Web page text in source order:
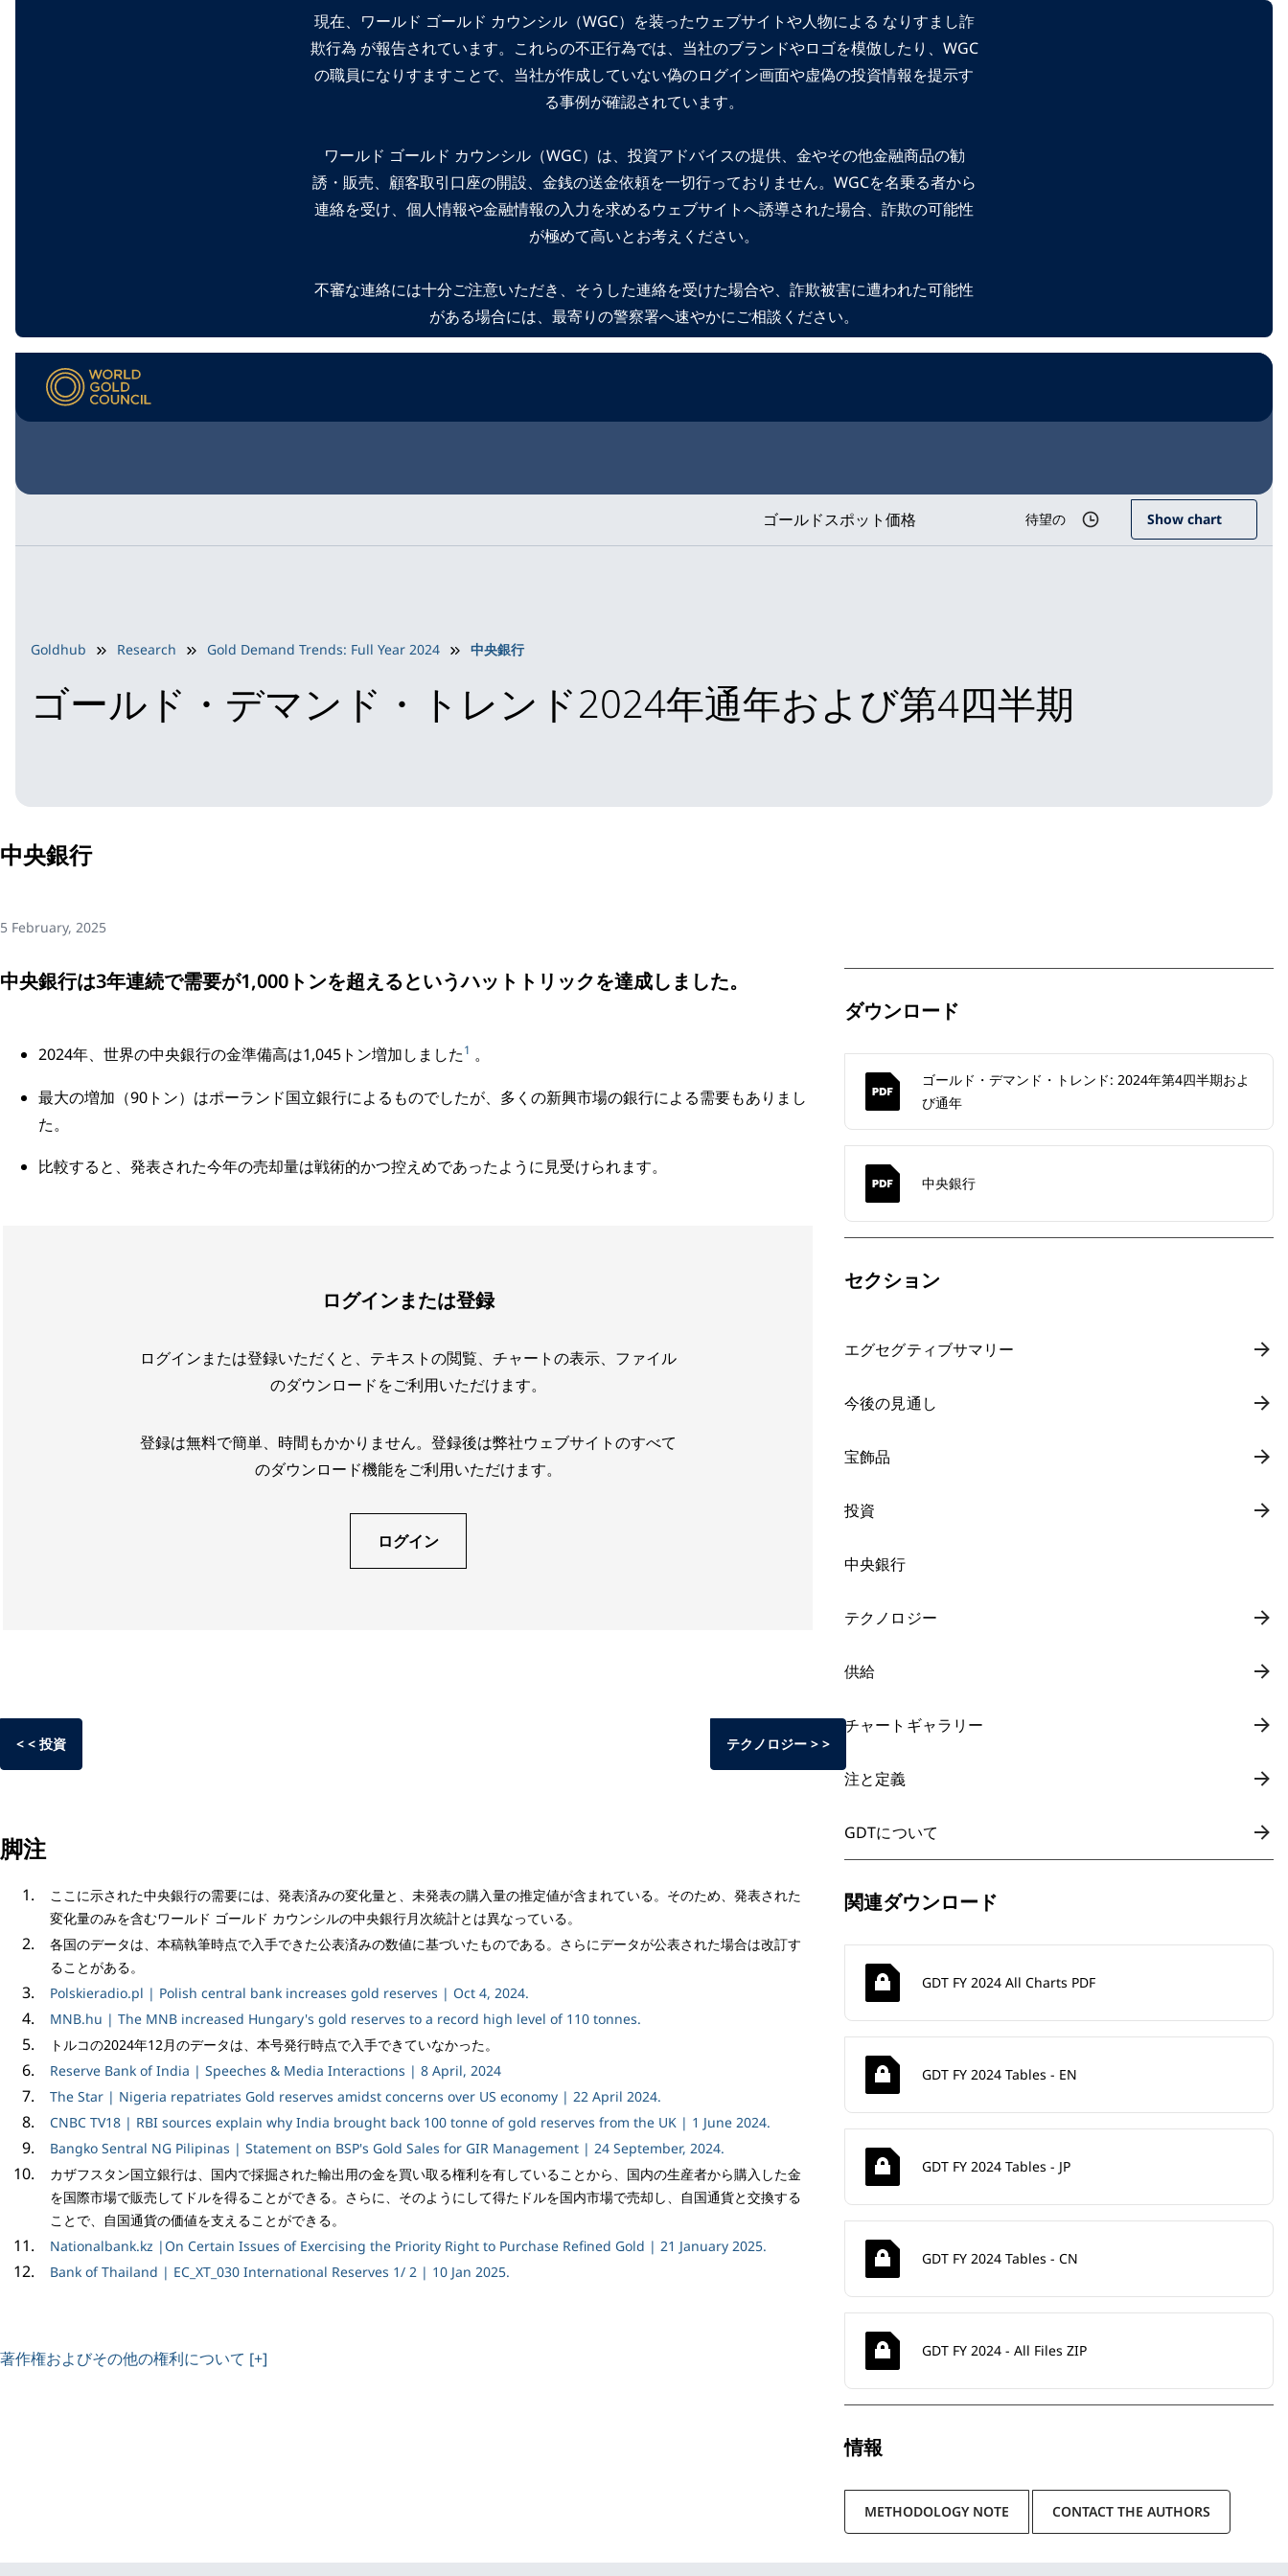
現在、ワールド ゴールド カウンシル（WGC）を装ったウェブサイトや人物による なりすまし詐
欺行為 が報告されています。これらの不正行為では、当社のブランドやロゴを模倣したり、WGC
の職員になりすますことで、当社が作成していない偽のログイン画面や虚偽の投資情報を提示す
る事例が確認されています。
ワールド ゴールド カウンシル（WGC）は、投資アドバイスの提供、金やその他金融商品の勧
誘・販売、顧客取引口座の開設、金銭の送金依頼を一切行っておりません。WGCを名乗る者から
連絡を受け、個人情報や金融情報の入力を求めるウェブサイトへ誘導された場合、詐欺の可能性
が極めて高いとお考えください。
不審な連絡には十分ご注意いただき、そうした連絡を受けた場合や、詐欺被害に遭われた可能性
がある場合には、最寄りの警察署へ速やかにご相談ください。
ゴールドスポット価格 待望の Show chart
Goldhub Research Gold Demand Trends: Full Year 2024 中央銀行
ゴールド・デマンド・トレンド2024年通年および第4四半期
中央銀行
5 February, 2025
ダウンロード
ゴールド・デマンド・トレンド: 2024年第4四半期およ
び通年
中央銀行
セクション
エグセグティブサマリー
今後の見通し
宝飾品
投資
中央銀行
テクノロジー
供給
チャートギャラリー
注と定義
GDTについて
関連ダウンロード
GDT FY 2024 All Charts PDF
GDT FY 2024 Tables - EN
GDT FY 2024 Tables - JP
GDT FY 2024 Tables - CN
GDT FY 2024 - All Files ZIP
情報
METHODOLOGY NOTE CONTACT THE AUTHORS
中央銀行は3年連続で需要が1,000トンを超えるというハットトリックを達成しました。
2024年、世界の中央銀行の金準備高は1,045トン増加しました1 。
最大の増加（90トン）はポーランド国立銀行によるものでしたが、多くの新興市場の銀行による需要もありまし
た。
比較すると、発表された今年の売却量は戦術的かつ控えめであったように見受けられます。
ログインまたは登録
ログインまたは登録いただくと、テキストの閲覧、チャートの表示、ファイル
のダウンロードをご利用いただけます。
登録は無料で簡単、時間もかかりません。登録後は弊社ウェブサイトのすべて
のダウンロード機能をご利用いただけます。
ログイン
< < 投資 テクノロジー > >
脚注
ここに示された中央銀行の需要には、発表済みの変化量と、未発表の購入量の推定値が含まれている。そのため、発表された
変化量のみを含むワールド ゴールド カウンシルの中央銀行月次統計とは異なっている。
各国のデータは、本稿執筆時点で入手できた公表済みの数値に基づいたものである。さらにデータが公表された場合は改訂す
ることがある。
Polskieradio.pl | Polish central bank increases gold reserves | Oct 4, 2024.
MNB.hu | The MNB increased Hungary's gold reserves to a record high level of 110 tonnes.
トルコの2024年12月のデータは、本号発行時点で入手できていなかった。
Reserve Bank of India | Speeches & Media Interactions | 8 April, 2024
The Star | Nigeria repatriates Gold reserves amidst concerns over US economy | 22 April 2024.
CNBC TV18 | RBI sources explain why India brought back 100 tonne of gold reserves from the UK | 1 June 2024.
Bangko Sentral NG Pilipinas | Statement on BSP's Gold Sales for GIR Management | 24 September, 2024.
カザフスタン国立銀行は、国内で採掘された輸出用の金を買い取る権利を有していることから、国内の生産者から購入した金
を国際市場で販売してドルを得ることができる。さらに、そのようにして得たドルを国内市場で売却し、自国通貨と交換する
ことで、自国通貨の価値を支えることができる。
Nationalbank.kz |On Certain Issues of Exercising the Priority Right to Purchase Refined Gold | 21 January 2025.
Bank of Thailand | EC_XT_030 International Reserves 1/ 2 | 10 Jan 2025.
著作権およびその他の権利について [+]